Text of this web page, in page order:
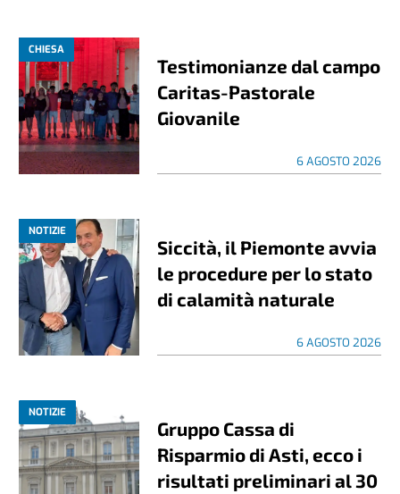
CHIESA
Testimonianze dal campo
Caritas-Pastorale
Giovanile
6 AGOSTO 2026
NOTIZIE
Siccità, il Piemonte avvia
le procedure per lo stato
di calamità naturale
6 AGOSTO 2026
NOTIZIE
Gruppo Cassa di
Risparmio di Asti, ecco i
risultati preliminari al 30